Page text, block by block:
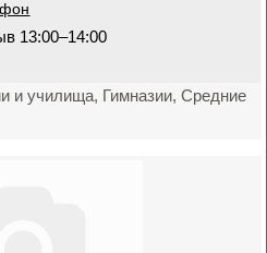
13:00–14:00
и училища, Гимназии, Средние